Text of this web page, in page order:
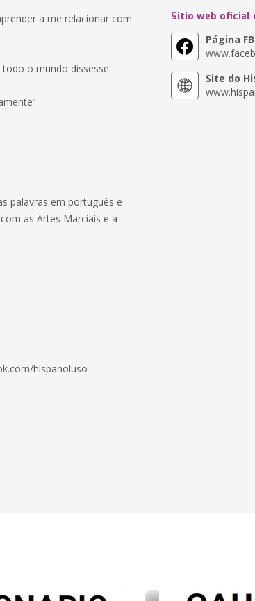
a me relacionar com
o mundo dissesse:
palavras em português e
as Artes Marciais e a
hispanoluso
Sitio web oficial
Página FB
Site do